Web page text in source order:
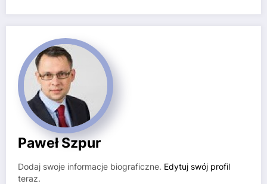
Paweł Szpur
Dodaj swoje informacje biograficzne. Edytuj swój profil
teraz.